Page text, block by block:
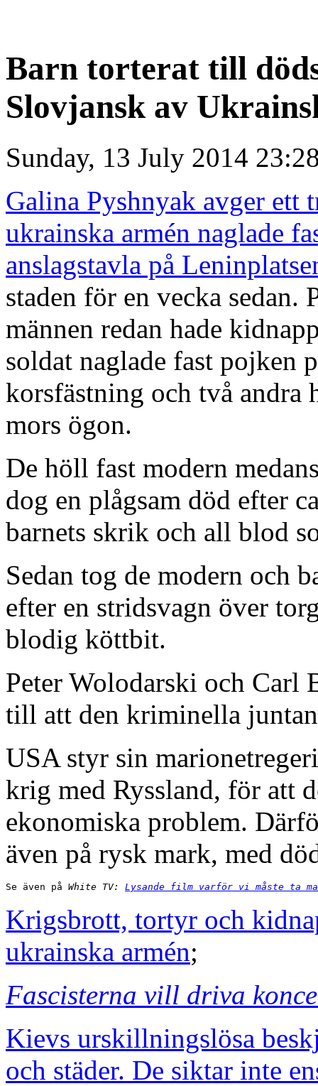
Barn torterat till
Slovjansk av
Sunday, 13 July 2014
Galina Pyshnyak avger
ukrainska armén naglade
anslagstavla på
staden för en vecka
männen redan hade
soldat naglade fast pojken
korsfästning och två
mors ögon.
De höll fast modern
dog en plågsam död efter
barnets skrik och all blod
Sedan tog de modern och
efter en stridsvagn över
blodig köttbit.
Peter Wolodarski och Carl
till att den kriminella
USA styr sin
krig med Ryssland, för att
ekonomiska problem.
även på rysk mark, med
Se även på White TV: Lysande film varför vi måste ta
Krigsbrott, tortyr och
ukrainska armén;
Fascisterna vill driva
Kievs urskillningslösa
och städer. De siktar inte